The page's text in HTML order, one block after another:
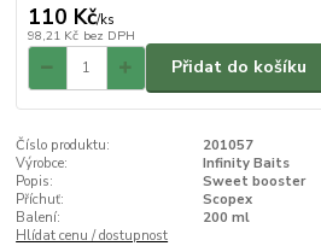
110 Kč/ks
98,21 Kč bez DPH
Přidat do košíku
Číslo produktu:
201057
Výrobce:
Infinity Baits
Popis:
Sweet booster
Příchuť:
Scopex
Balení:
200 ml
Hlídat cenu / dostupnost